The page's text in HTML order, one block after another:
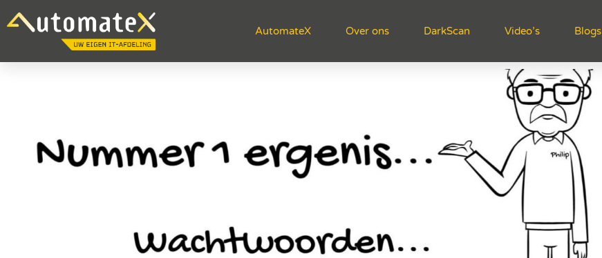
AutomateX Over ons DarkScan Video’s Blogs